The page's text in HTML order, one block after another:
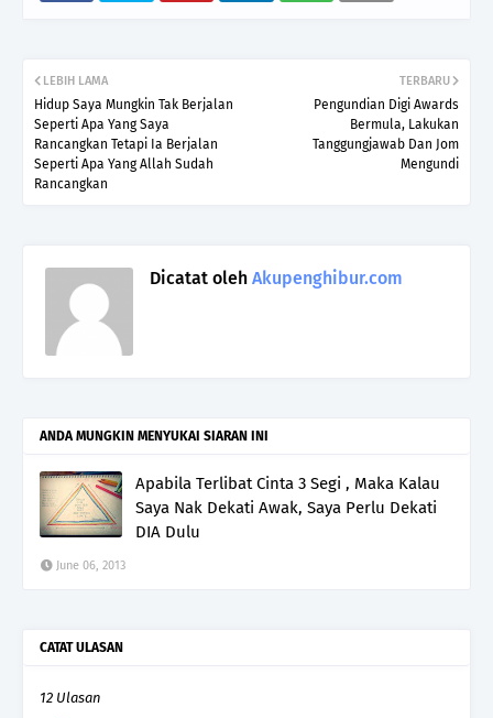
TERBARU
Pengundian Digi Awards
Bermula, Lakukan
Tanggungjawab Dan Jom
Mengundi
LEBIH LAMA
Hidup Saya Mungkin Tak Berjalan
Seperti Apa Yang Saya
Rancangkan Tetapi Ia Berjalan
Seperti Apa Yang Allah Sudah
Rancangkan
Dicatat oleh Akupenghibur.com
ANDA MUNGKIN MENYUKAI SIARAN INI
Apabila Terlibat Cinta 3 Segi , Maka Kalau
Saya Nak Dekati Awak, Saya Perlu Dekati
DIA Dulu
June 06, 2013
CATAT ULASAN
12 Ulasan